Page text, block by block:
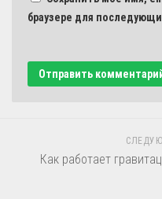
браузере для
Как работает